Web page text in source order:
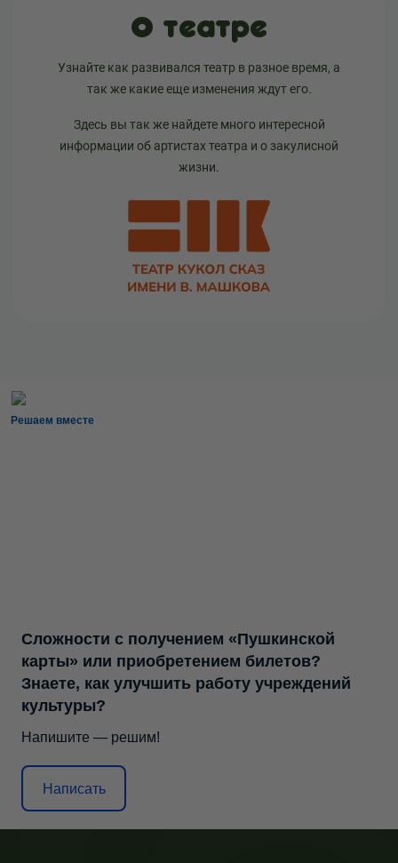
О театре
Узнайте как развивался театр в разное время, а
так же какие еще изменения ждут его.
Здесь вы так же найдете много интересной
информации об артистах театра и о закулисной
жизни.
Решаем вместе
Сложности с получением «Пушкинской
карты» или приобретением билетов?
Знаете, как улучшить работу учреждений
культуры?
Напишите — решим!
Написать